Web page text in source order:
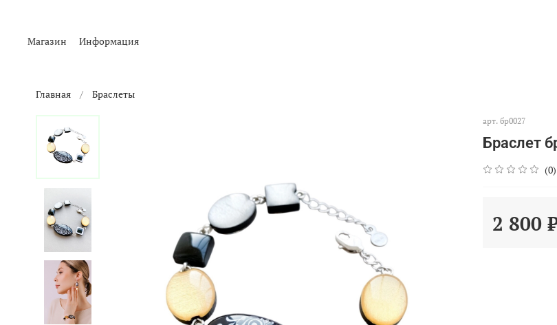
Магазин Информация
Главная Браслеты
арт. бр0027
Браслет
(0)
2 800